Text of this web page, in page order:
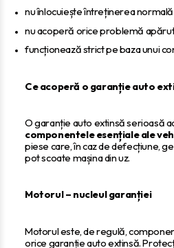
nu înlocuiește întreținerea normală
nu acoperă orice problemă
funcționează strict pe baza unui
Ce acoperă o garanție auto
O garanție auto extinsă serioasă
componentele esențiale ale
piese care, în caz de defecțiune,
pot scoate mașina din uz.
Motorul – nucleul garanției
Motorul este, de regulă,
orice garanție auto extinsă.